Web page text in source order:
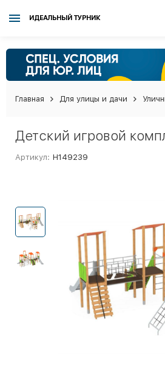
ИДЕАЛЬНЫЙ ТУРНИК
Главная Для улицы и дачи
Детский игровой
Артикул: Н149239